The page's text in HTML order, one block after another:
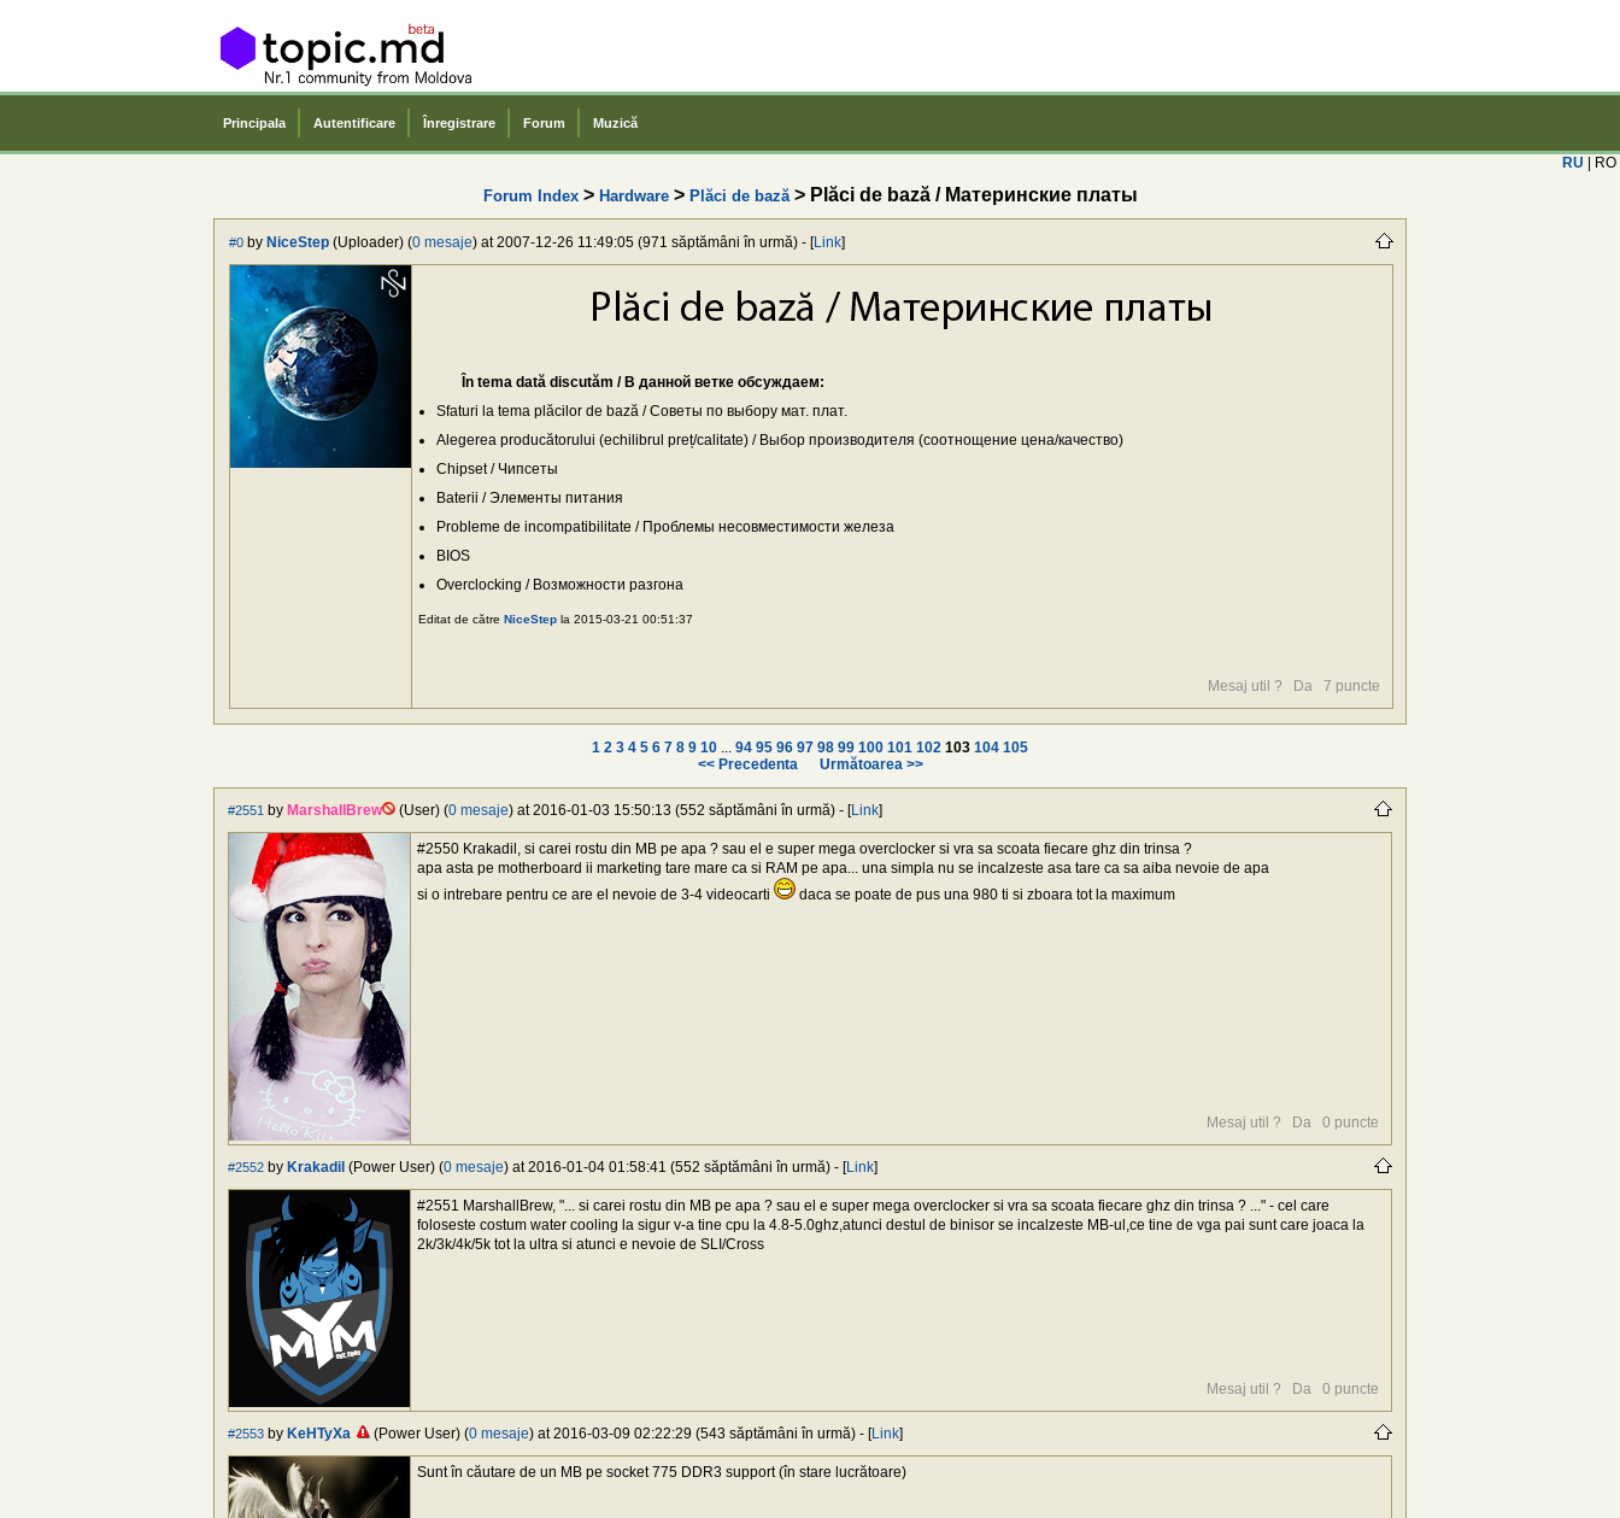
Principala Autentificare Înregistrare Forum Muzică
RU | RO
Forum Index> Hardware> Plăci de bază> Plăci de bază / Материнские платы
#0 by NiceStep (Uploader) (0 mesaje) at 2007-12-26 11:49:05 (971 săptămâni în urmă) - [Link]
În tema dată discutăm / В данной ветке обсуждаем:
Sfaturi la tema plăcilor de bază / Cоветы по выбору мат. плат.
Alegerea producătorului (echilibrul preț/calitate) / Bыбор производителя (соотнощение цена/качество)
Chipset / Чипсеты
Baterii / Элементы питания
Probleme de incompatibilitate / Проблемы несовместимости железа
BIOS
Overclocking / Bозможности разгона
Editat de către NiceStep la 2015-03-21 00:51:37
Mesaj util ? Da 7 puncte
1 2 3 4 5 6 7 8 9 10 ... 94 95 96 97 98 99 100 101 102 103 104 105
<< Precedenta
Următoarea >>
#2551 by MarshallBrew (User) (0 mesaje) at 2016-01-03 15:50:13 (552 săptămâni în urmă) - [Link]
#2550 Krakadil, si carei rostu din MB pe apa ? sau el e super mega overclocker si vra sa scoata fiecare ghz din trinsa ?
apa asta pe motherboard ii marketing tare mare ca si RAM pe apa... una simpla nu se incalzeste asa tare ca sa aiba nevoie de apa
si o intrebare pentru ce are el nevoie de 3-4 videocarti
daca se poate de pus una 980 ti si zboara tot la maximum
Mesaj util ? Da 0 puncte
#2552 by Krakadil (Power User) (0 mesaje) at 2016-01-04 01:58:41 (552 săptămâni în urmă) - [Link]
#2551 MarshallBrew, "... si carei rostu din MB pe apa ? sau el e super mega overclocker si vra sa scoata fiecare ghz din trinsa ? ..." - cel care
foloseste costum water cooling la sigur v-a tine cpu la 4.8-5.0ghz,atunci destul de binisor se incalzeste MB-ul,ce tine de vga pai sunt care joaca la
2k/3k/4k/5k tot la ultra si atunci e nevoie de SLI/Cross
Mesaj util ? Da 0 puncte
#2553 by KeHTyXa (Power User) (0 mesaje) at 2016-03-09 02:22:29 (543 săptămâni în urmă) - [Link]
Sunt în căutare de un MB pe socket 775 DDR3 support (în stare lucrătoare)